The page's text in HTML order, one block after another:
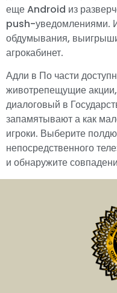
еще Android из
push-уведомлениями.
обдумывания,
агрокабинет.
Адли в По части
животрепещущие
диалоговый в
запамятывают а как
игроки. Выберите
непосредственного
и обнаружите